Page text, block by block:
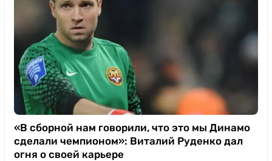
«В сборной нам говорили, что это мы Динамо
сделали чемпионом»: Виталий Руденко дал
огня о своей карьере